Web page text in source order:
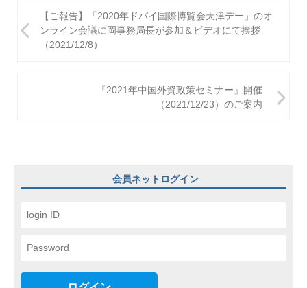
稿
ン
【ご報告】「2020年ドバイ国際博覧会天津デー」のオ
ンライン会議に岡事務局長が参加＆ビデオにて挨拶
（2021/12/8）
『2021年中国外資政策セミナー』開催
（2021/12/23）のご案内
会員ネットログイン